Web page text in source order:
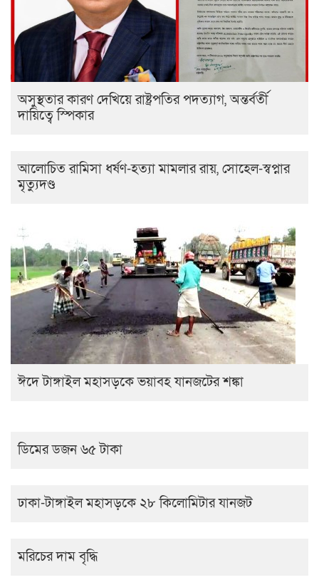
অসুস্থতার কারণ দেখিয়ে রাষ্ট্রপতির পদত্যাগ, অন্তর্বর্তী
দায়িত্বে স্পিকার
আলোচিত রামিসা ধর্ষণ-হত্যা মামলার রায়, সোহেল-স্বপ্নার
মৃত্যুদণ্ড
ঈদে টাঙ্গাইল মহাসড়কে ভয়াবহ যানজটের শঙ্কা
ডিমের ডজন ৬৫ টাকা
ঢাকা-টাঙ্গাইল মহাসড়কে ২৮ কিলোমিটার যানজট
মরিচের দাম বৃদ্ধি